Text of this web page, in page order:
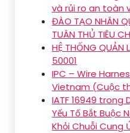
và rủi ro an toàn
ĐÀO TẠO NHÂN
TUÂN THỦ TIÊU
HỆ THỐNG QUẢN
50001
IPC – Wire
Vietnam (Cuộc
IATF 16949 trong
Yếu Tố Bắt Buộc
Khỏi Chuỗi Cung